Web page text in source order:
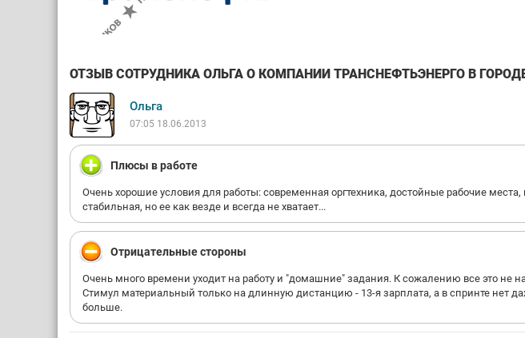
ОТЗЫВ СОТРУДНИКА ОЛЬГА О КОМПАНИИ ТРАНСНЕФТЬЭНЕРГО В
Ольга
07:05 18.06.2013
Плюсы в работе
Очень хорошие условия для работы: современная оргтехника, достойные рабочие
стабильная, но ее как везде и всегда не хватает...
Отрицательные стороны
Очень много времени уходит на работу и "домашние" задания. К сожалению все это не
Стимул материальный только на длинную дистанцию - 13-я зарплата, а в спринте нет
больше.